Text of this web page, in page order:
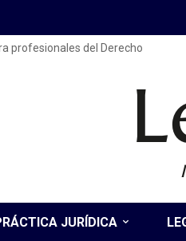
profesionales del Derecho
JURÍDICA